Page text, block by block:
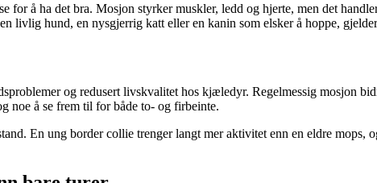
for å ha det bra. Mosjon styrker muskler, ledd og hjerte, men det
livlig hund, en nysgjerrig katt eller en kanin som elsker å hoppe,
og redusert livskvalitet hos kjæledyr. Regelmessig mosjon
noe å se frem til for både to- og firbeinte.
En ung border collie trenger langt mer aktivitet enn en eldre